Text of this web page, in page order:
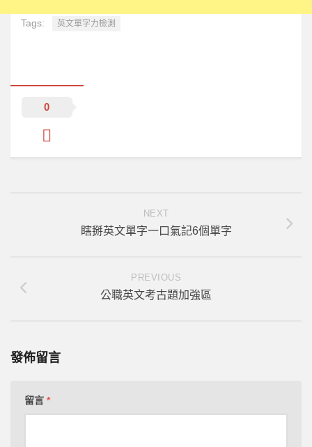
Tags: 英文單字力檢測
0
NEXT
瞎掰英文單字一口氣記6個單字
PREVIOUS
公職英文考古題加強區
發佈留言
留言 *